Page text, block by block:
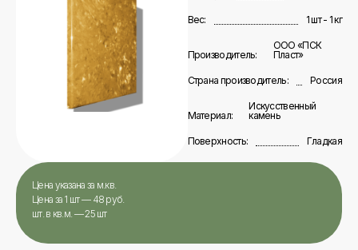
Вес: 1 шт - 1 кг
Производитель:
ООО «ПСК
Пласт»
Страна производитель: Россия
Материал:
Искусственный
камень
Поверхность: Гладкая
Цена указана за м.кв.
Цена за 1 шт — 48 руб.
шт. в кв.м. — 25 шт